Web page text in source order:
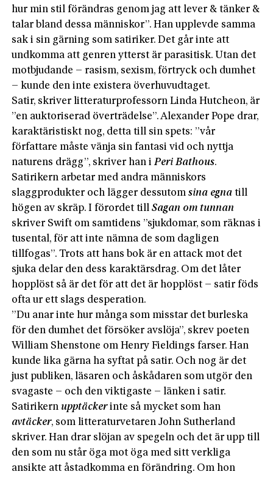
hur min stil förändras genom jag att lever & tänker &
talar bland dessa människor”. Han upplevde samma
sak i sin gärning som satiriker. Det går inte att
undkomma att genren ytterst är parasitisk. Utan det
motbjudande – rasism, sexism, förtryck och dumhet
– kunde den inte existera överhuvudtaget.
Satir, skriver litteraturprofessorn Linda Hutcheon, är
”en auktoriserad överträdelse”. Alexander Pope drar,
karaktäristiskt nog, detta till sin spets: ”vår
författare måste vänja sin fantasi vid och nyttja
naturens drägg”, skriver han iPeri Bathous.
Satirikern arbetar med andra människors
slaggprodukter och lägger dessutomsina egnatill
högen av skräp. I förordet tillSagan om tunnan
skriver Swift om samtidens ”sjukdomar, som räknas i
tusental, för att inte nämna de som dagligen
tillfogas”. Trots att hans bok är en attack mot det
sjuka delar den dess karaktärsdrag. Om det låter
hopplöst så är det för att det är hopplöst – satir föds
ofta ur ett slags desperation.
”Du anar inte hur många som misstar det burleska
för den dumhet det försöker avslöja”, skrev poeten
William Shenstone om Henry Fieldings farser. Han
kunde lika gärna ha syftat på satir. Och nog är det
just publiken, läsaren och åskådaren som utgör den
svagaste – och den viktigaste – länken i satir.
Satirikernupptäckerinte så mycket som han
avtäcker, som litteraturvetaren John Sutherland
skriver. Han drar slöjan av spegeln och det är upp till
den som nu står öga mot öga med sitt verkliga
ansikte att åstadkomma en förändring. Om hon